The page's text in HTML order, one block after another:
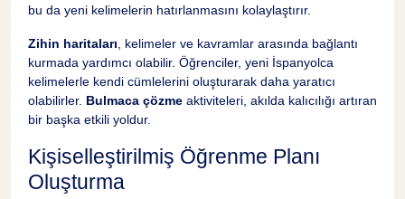
bu da yeni kelimelerin hatırlanmasını kolaylaştırır.
Zihin haritaları, kelimeler ve kavramlar arasında bağlantı
kurmada yardımcı olabilir. Öğrenciler, yeni İspanyolca
kelimelerle kendi cümlelerini oluşturarak daha yaratıcı
olabilirler. Bulmaca çözme aktiviteleri, akılda kalıcılığı artıran
bir başka etkili yoldur.
Kişiselleştirilmiş Öğrenme Planı
Oluşturma